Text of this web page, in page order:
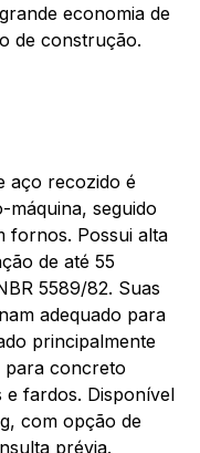
economia de
de construção.
aço recozido é
seguido
fornos. Possui alta
de até 55
5589/82. Suas
adequado para
principalmente
para concreto
e fardos. Disponível
com opção de
prévia.